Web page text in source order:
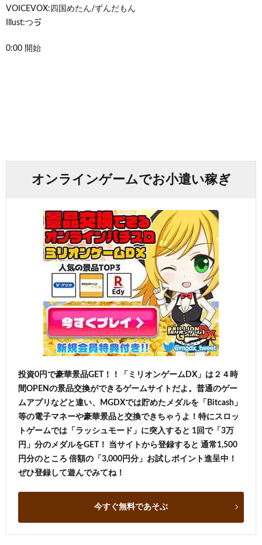
VOICEVOX:四国めたん/ずんだもん
Illust:つゔ
0:00 開始
オンラインゲームでお小遣い稼ぎ
投資0円で豪華景品GET！！「ミリオンゲームDX」は２４時
間OPENの景品交換ができるゲームサイトだよ。普通のゲー
ムアプリなどと違い、MGDXでは貯めたメダルを「Bitcash」
等の電子マネーや豪華景品と交換できちゃうよ！特にスロッ
トゲームでは「ラッシュモード」に突入すると 1回で「3万
円」分のメダルをGET！ 当サイトから登録すると 通常1,500
円分のところ 倍額の「3,000円分」お試しポイント進呈中！
ぜひ登録して遊んでみてね！
今すぐ無料であそぶ